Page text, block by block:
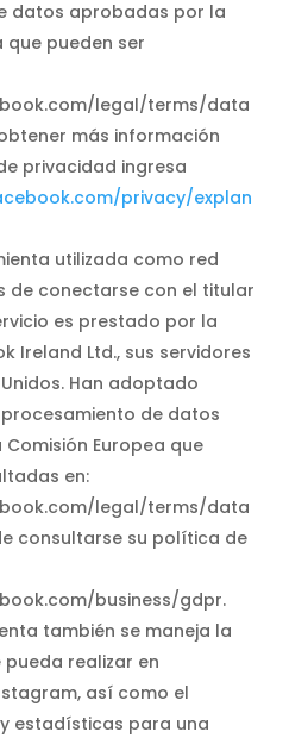
datos aprobadas por la
que pueden ser
legal/terms/data
más información
privacidad ingresa
privacy/explan
utilizada como red
de conectarse con el titular
es prestado por la
Ireland Ltd., sus servidores
Han adoptado
de datos
Europea que
en:
legal/terms/data
consultarse su política de
business/gdpr.
también se maneja la
realizar en
así como el
estadísticas para una